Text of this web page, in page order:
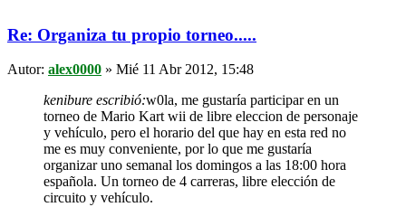
Re: Organiza tu propio torneo.....
Autor: alex0000 » Mié 11 Abr 2012, 15:48
kenibure escribió:w0la, me gustaría participar en un
torneo de Mario Kart wii de libre eleccion de personaje
y vehículo, pero el horario del que hay en esta red no
me es muy conveniente, por lo que me gustaría
organizar uno semanal los domingos a las 18:00 hora
española. Un torneo de 4 carreras, libre elección de
circuito y vehículo.